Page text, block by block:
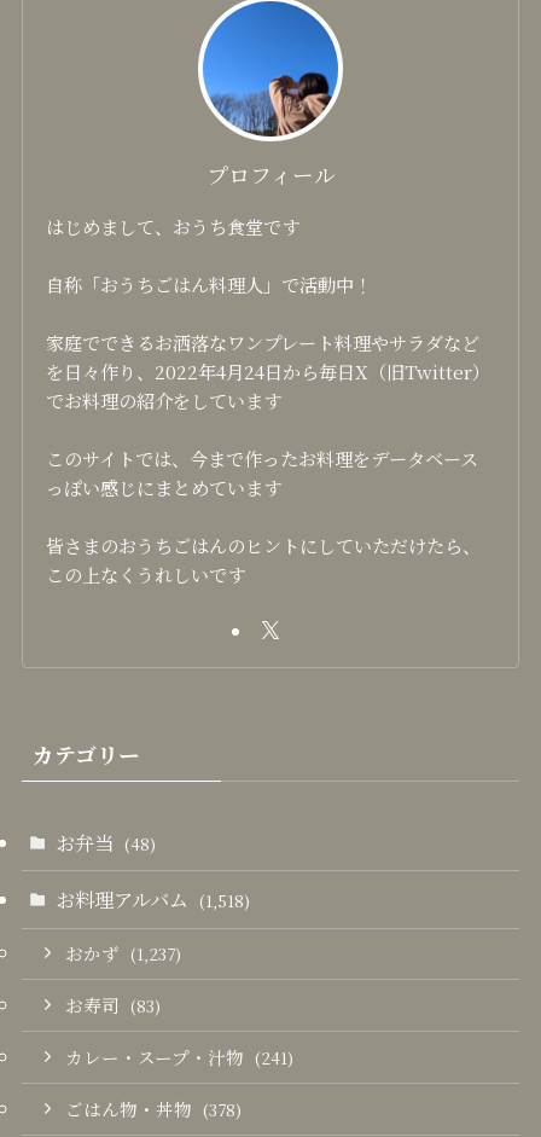
プロフィール
はじめまして、おうち食堂です
自称「おうちごはん料理人」で活動中！
家庭でできるお洒落なワンプレート料理やサラダなど
を日々作り、2022年4月24日から毎日X（旧Twitter）
でお料理の紹介をしています
このサイトでは、今まで作ったお料理をデータベース
っぽい感じにまとめています
皆さまのおうちごはんのヒントにしていただけたら、
この上なくうれしいです
カテゴリー
お弁当 (48)
お料理アルバム (1,518)
おかず (1,237)
お寿司 (83)
カレー・スープ・汁物 (241)
ごはん物・丼物 (378)